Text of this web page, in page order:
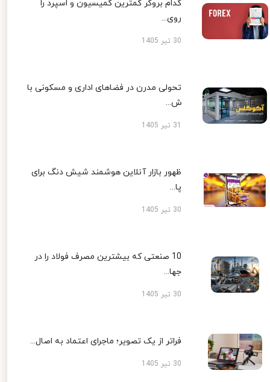
کدام بروکر کمترین کمیسیون و اسپرد را
روی...
30 تیر 1405
تحولی مدرن در فضاهای اداری و مسکونی با
ش...
ظهور بازار آنلاین هوشمند شیش دنگ برای
پا...
30 تیر 1405
10 صنعتی که بیشترین مصرف فولاد را در
جها...
30 تیر 1405
فراتر از یک تصویر؛ ماجرای اعتماد به اصال...
30 تیر 1405